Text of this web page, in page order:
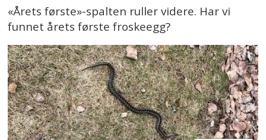
«Årets første»-spalten ruller videre. Har vi
funnet årets første froskeegg?